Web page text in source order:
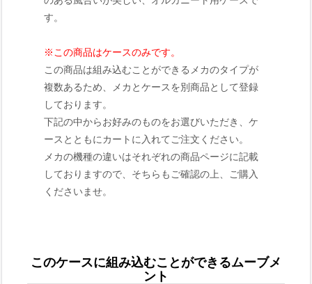
す。
※この商品はケースのみです。
この商品は組み込むことができるメカのタイプが
複数あるため、メカとケースを別商品として登録
しております。
下記の中からお好みのものをお選びいただき、ケ
ースとともにカートに入れてご注文ください。
メカの機種の違いはそれぞれの商品ページに記載
しておりますので、そちらもご確認の上、ご購入
くださいませ。
このケースに組み込むことができるムーブメ
ント